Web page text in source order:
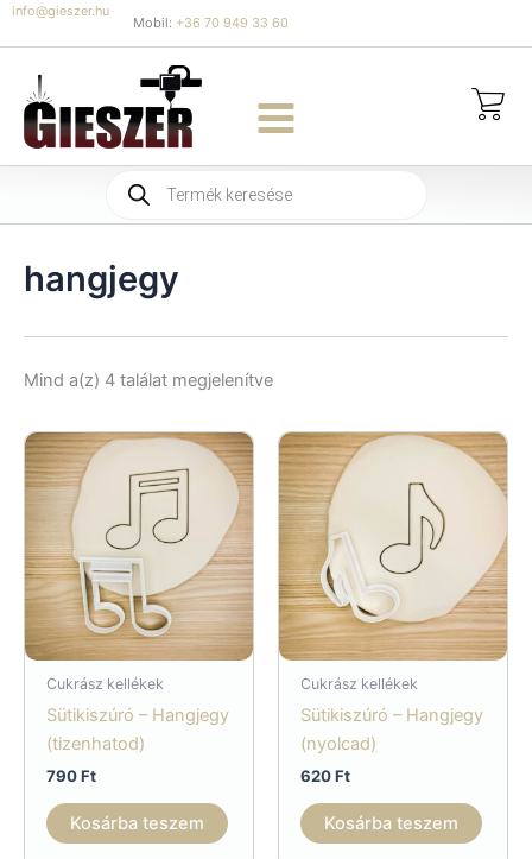
Skip
to
content
info@gieszer.hu
Mobil: +36 70 949 33 60
Products
search
hangjegy
Mind a(z) 4 találat megjelenítveSorted
Cukrász kellékek
Sütikiszúró – Hangjegy
(tizenhatod)
790Ft
Kosárba teszem
Cukrász kellékek
Sütikiszúró – Hangjegy
(nyolcad)
620Ft
Kosárba teszem